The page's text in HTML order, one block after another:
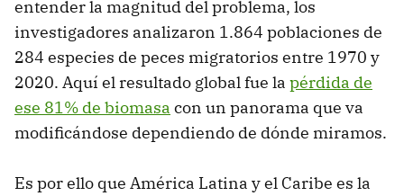
entender la magnitud del problema, los
investigadores analizaron 1.864 poblaciones de
284 especies de peces migratorios entre 1970 y
2020. Aquí el resultado global fue la pérdida de
ese 81% de biomasa con un panorama que va
modificándose dependiendo de dónde miramos.
Es por ello que América Latina y el Caribe es la